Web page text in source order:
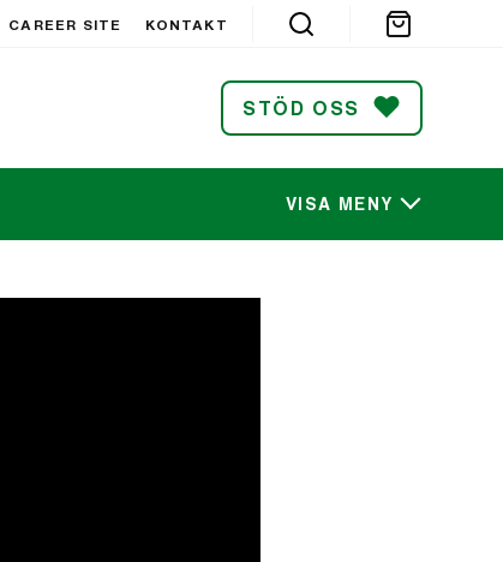
CAREER SITE KONTAKT
STÖD OSS
SÖK
VISA MENY